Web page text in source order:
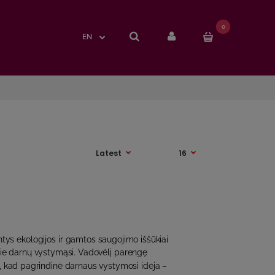
EN
0
EN
0
ekologijos ir gamtos saugojimo iššūkiai
darnų vystymąsi. Vadovėlį parengę
kad pagrindinė darnaus vystymosi idėja –